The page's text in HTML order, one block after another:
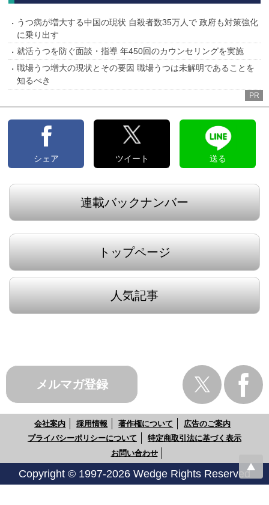
うつ病が増大する中国の現状 自殺者数35万人で 政府も対策強化
に乗り出す
就活うつを防ぐ面談・指導 年450回のカウンセリングを実施
職場うつ増大の現状とその要因 職場うつは未解明であることを
知るべき
PR
シェア ツイート 送る
連載バックナンバー
トップページ
人気記事
メルマガ登録
会社案内 採用情報 著作権について
広告のご案内
プライバシーポリシーについて
特定商取引法に基づく表示
お問い合わせ
Copyright © 1997-2026 Wedge Rights Reserved